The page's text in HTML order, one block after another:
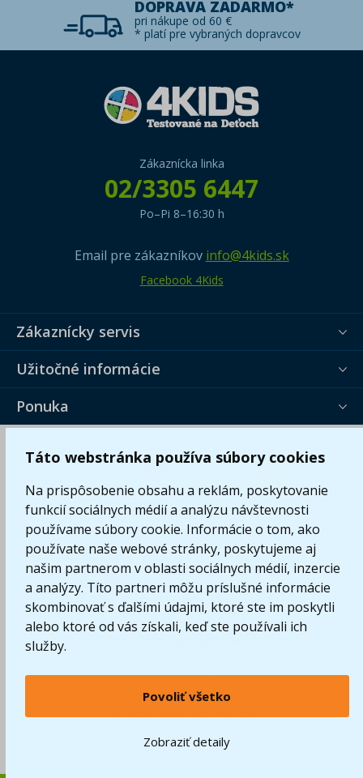
Táto webstránka používa súbory cookies
Na prispôsobenie obsahu a reklám, poskytovanie
funkcií sociálnych médií a analýzu návštevnosti
používame súbory cookie. Informácie o tom, ako
používate naše webové stránky, poskytujeme aj
našim partnerom v oblasti sociálnych médií, inzercie
a analýzy. Títo partneri môžu príslušné informácie
skombinovať s ďalšími údajmi, ktoré ste im poskytli
alebo ktoré od vás získali, keď ste používali ich
služby.
Povoliť všetko
Zobraziť detaily
DOPRAVA ZADARMO*
pri nákupe od 60 €
* platí pre vybraných dopravcov
Zákaznícka linka
02/3305 6447
Po–Pi 8–16:30 h
Email pre zákazníkov info@4kids.sk
Facebook 4Kids
Zákaznícky servis
Užitočné informácie
Ponuka
2024 The LEGO Group.
Tieto internetové stránky používajú súbory cookie. Viac informácií
Zobraziť verziu pre desktop